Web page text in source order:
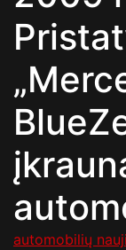
automobilių